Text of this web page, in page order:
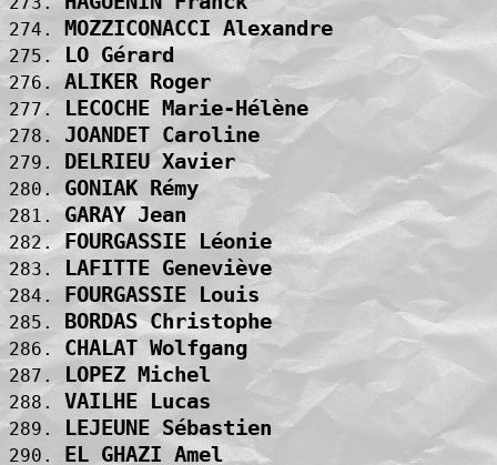
274. MOZZICONACCI Alexandre
275. LO Gérard
276. ALIKER Roger
277. LECOCHE Marie-Hélène
278. JOANDET Caroline
279. DELRIEU Xavier
280. GONIAK Rémy
281. GARAY Jean
282. FOURGASSIE Léonie
283. LAFITTE Geneviève
284. FOURGASSIE Louis
285. BORDAS Christophe
286. CHALAT Wolfgang
287. LOPEZ Michel
288. VAILHE Lucas
289. LEJEUNE Sébastien
290. EL GHAZI Amel